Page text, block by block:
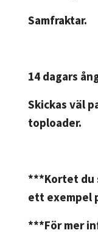
Samfraktar.
14 dagars
Skickas väl
toploader.
***Kortet du
ett exempel
***För mer